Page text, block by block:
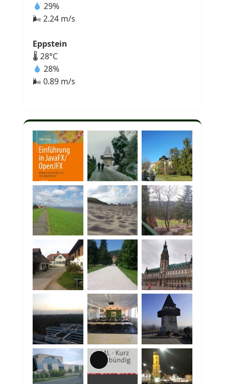
29%
🌬 2.24 m/s
Eppstein
🌡 28°C
28%
🌬 0.89 m/s
Lange
Beschreibung